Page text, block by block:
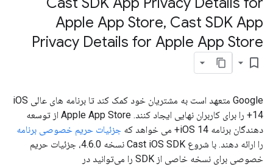
Apple App Store, Cast SDK App
Privacy Details for Apple App Store
bookmark_border
Google متعهد است به مشتریان خود کمک کند تا برنامه های عالی iOS
14+ را برای کاربران نهایی ایجاد کنند. Apple App Store از توسعه
دهندگان برنامه iOS 14+ می خواهد که
جزئیات حریم خصوصی برنامه
را ارائه دهند. با شروع Cast iOS SDK نسخه 4.6.0، جزئیات حریم
خصوصی برای نسخه خاصی از SDK را می‌توانید در